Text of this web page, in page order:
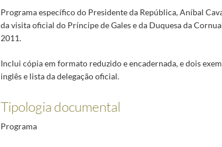
Programa específico do Presidente da República, Aníbal
da visita oficial do Príncipe de Gales e da Duquesa da
2011.
Inclui cópia em formato reduzido e encadernada, e dois
inglês e lista da delegação oficial.
Tipologia documental
Programa